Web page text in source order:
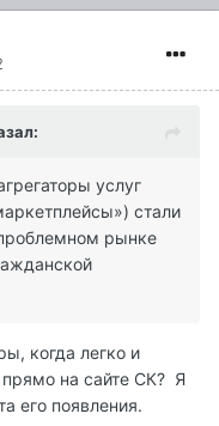
услуг
стали
рынке
когда легко и
на сайте СК? Я
его появления.